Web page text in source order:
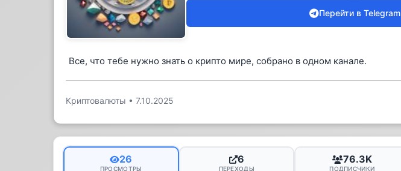
Перейти в Telegram
Все, что тебе нужно знать о крипто мире, собрано в одном канале.
Криптовалюты • 7.10.2025
26
ПРОСМОТРЫ
6
ПЕРЕХОДЫ
76.3K
ПОДПИСЧИКИ